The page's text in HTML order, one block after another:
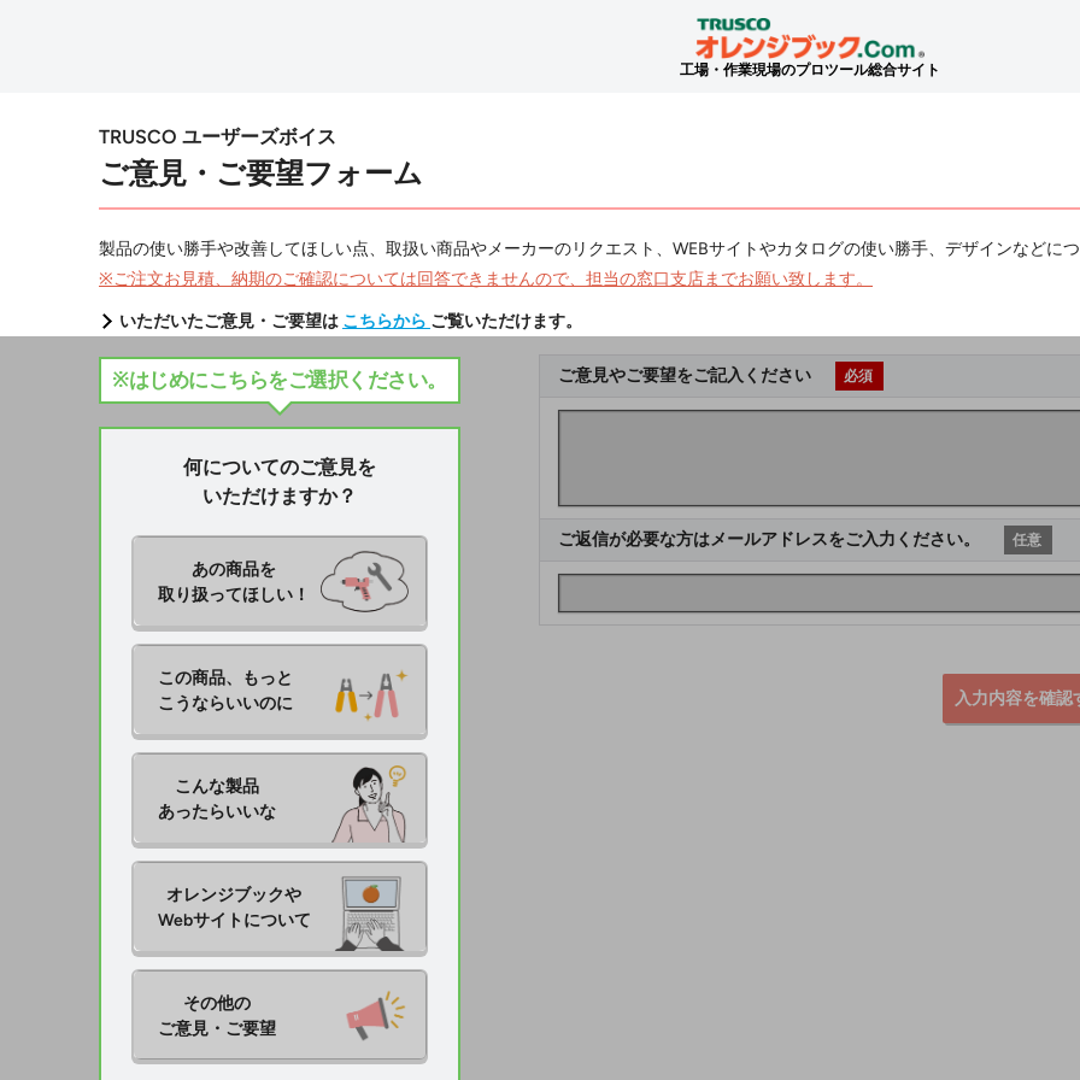
工場・作業現場のプロツール総合サイト
TRUSCO ユーザーズボイス
ご意見・ご要望フォーム
製品の使い勝手や改善してほしい点、取扱い商品やメーカーのリクエスト、WEBサイトやカタログの使い勝手、デザインなどに
※ご注文お見積、納期のご確認については回答できませんので、担当の窓口支店までお願い致します。
いただいたご意見・ご要望は こちらから ご覧いただけます。
※はじめにこちらをご選択ください。
何についてのご意見を
いただけますか？
あの商品を
取り扱ってほしい！
この商品、もっと
こうならいいのに
こんな製品
あったらいいな
オレンジブックや
Webサイトについて
その他の
ご意見・ご要望
ご意見やご要望をご記入ください 必須
ご返信が必要な方はメールアドレスをご入力ください。 任意
入力内容を確認